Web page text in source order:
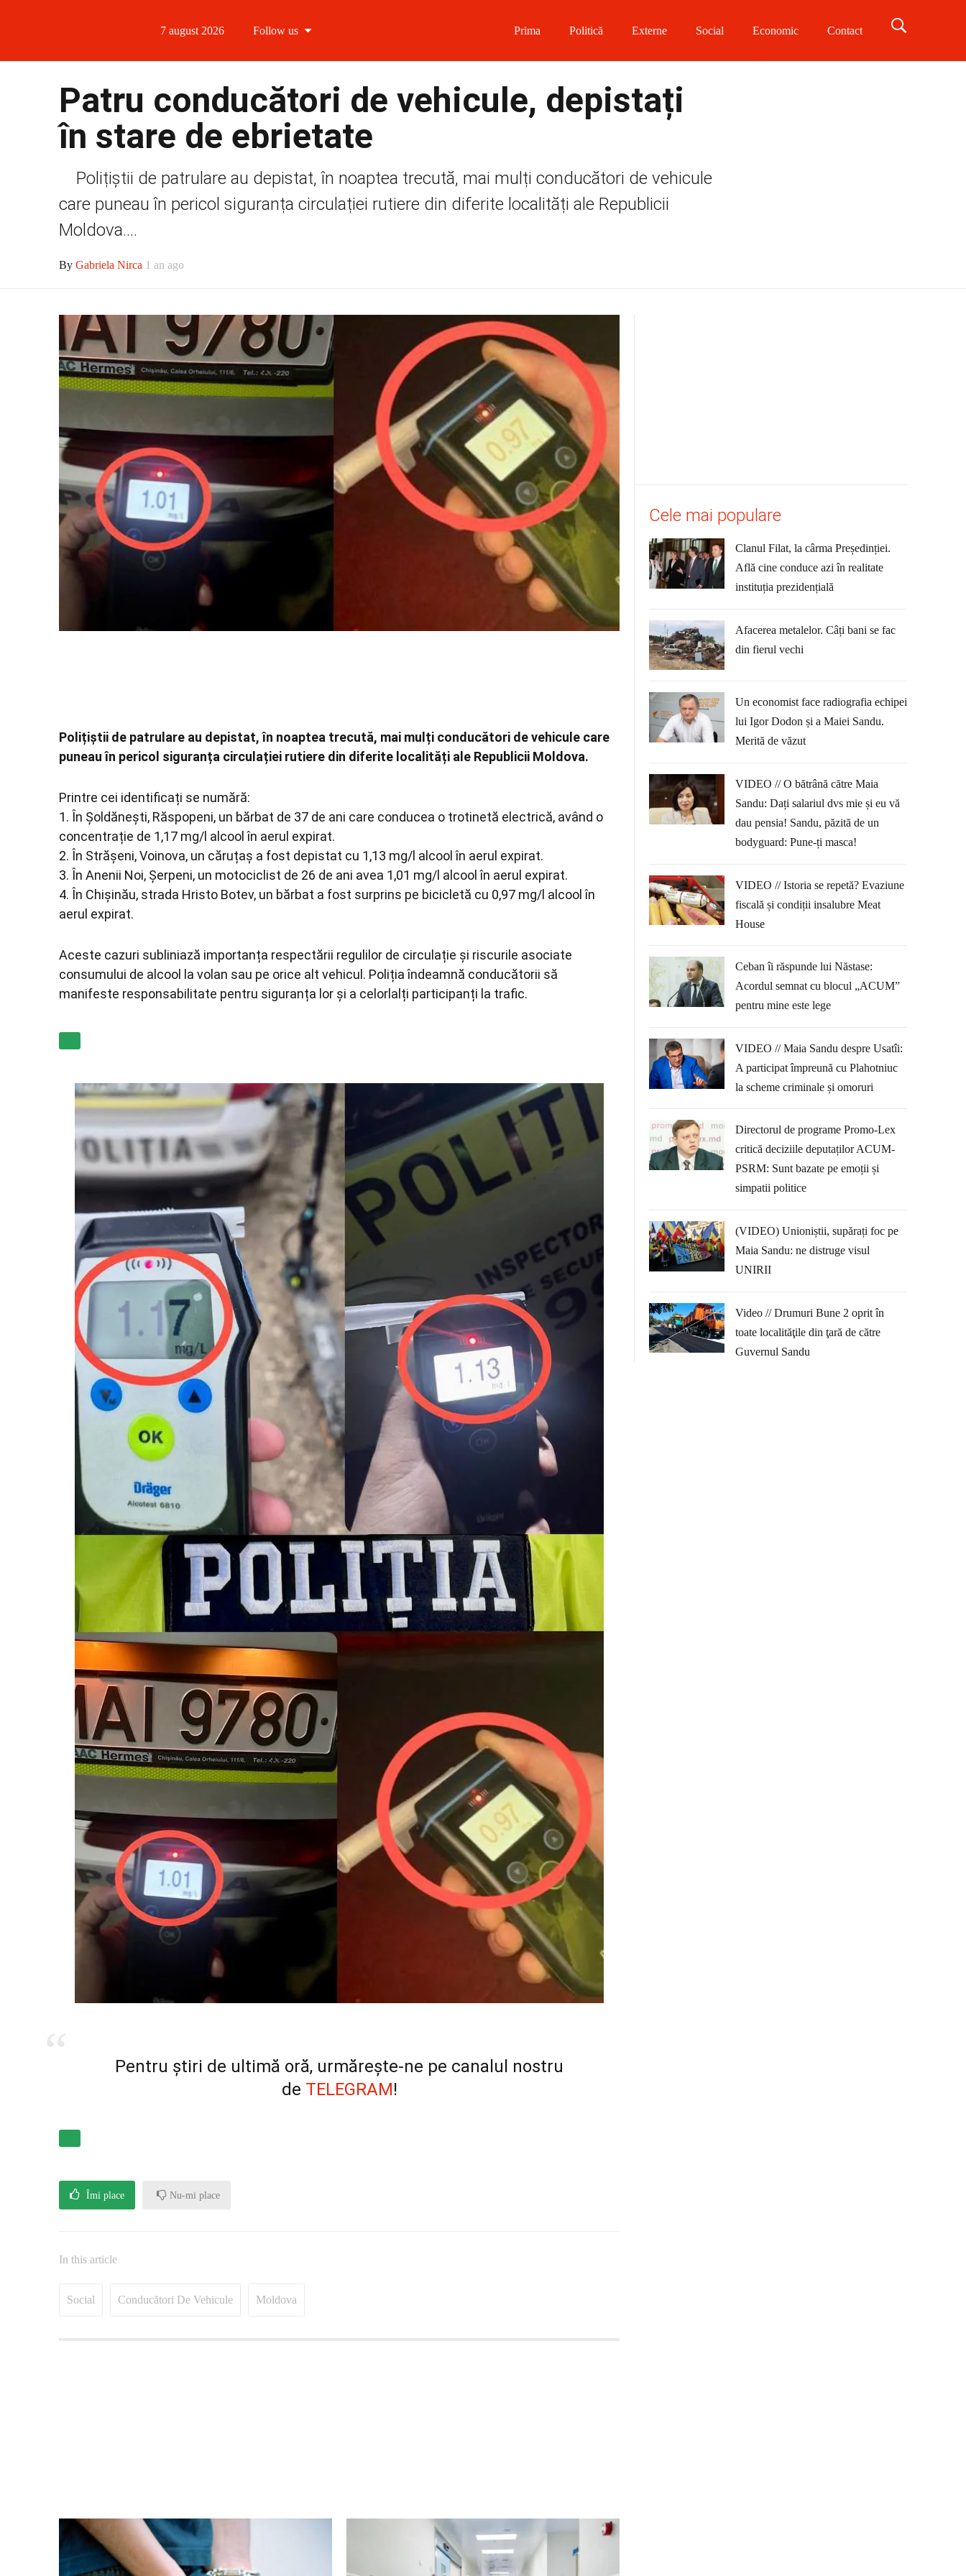
7 august 2026 Follow us
Follow us on Twitter
Follow us on Telegram
Prima Politică Externe Social Economic Contact
Patru conducători de vehicule, depistați
în stare de ebrietate
Polițiștii de patrulare au depistat, în noaptea trecută, mai mulți conducători de vehicule
care puneau în pericol siguranța circulației rutiere din diferite localități ale Republicii
Moldova....
By Gabriela Nirca 1 an ago
Polițiștii de patrulare au depistat, în noaptea trecută, mai mulți conducători de vehicule care
puneau în pericol siguranța circulației rutiere din diferite localități ale Republicii Moldova.
Printre cei identificați se numără:
1. În Șoldănești, Răspopeni, un bărbat de 37 de ani care conducea o trotinetă electrică, având o
concentrație de 1,17 mg/l alcool în aerul expirat.
2. În Strășeni, Voinova, un căruțaș a fost depistat cu 1,13 mg/l alcool în aerul expirat.
3. În Anenii Noi, Șerpeni, un motociclist de 26 de ani avea 1,01 mg/l alcool în aerul expirat.
4. În Chișinău, strada Hristo Botev, un bărbat a fost surprins pe bicicletă cu 0,97 mg/l alcool în
aerul expirat.
Aceste cazuri subliniază importanța respectării regulilor de circulație și riscurile asociate
consumului de alcool la volan sau pe orice alt vehicul. Poliția îndeamnă conducătorii să
manifeste responsabilitate pentru siguranța lor și a celorlalți participanți la trafic.
Pentru știri de ultimă oră, urmărește-ne pe canalul nostru
de TELEGRAM!
Îmi place Nu-mi place
In this article
Social Conducători De Vehicule Moldova
Cele mai populare
Clanul Filat, la cârma Președinției.
Află cine conduce azi în realitate
instituția prezidențială
Afacerea metalelor. Câți bani se fac
din fierul vechi
Un economist face radiografia echipei
lui Igor Dodon și a Maiei Sandu.
Merită de văzut
VIDEO // O bătrână către Maia
Sandu: Dați salariul dvs mie și eu vă
dau pensia! Sandu, păzită de un
bodyguard: Pune-ți masca!
VIDEO // Istoria se repetă? Evaziune
fiscală și condiții insalubre Meat
House
Ceban îi răspunde lui Năstase:
Acordul semnat cu blocul „ACUM”
pentru mine este lege
VIDEO // Maia Sandu despre Usatîi:
A participat împreună cu Plahotniuc
la scheme criminale și omoruri
Directorul de programe Promo-Lex
critică deciziile deputaților ACUM-
PSRM: Sunt bazate pe emoții și
simpatii politice
(VIDEO) Unioniștii, supărați foc pe
Maia Sandu: ne distruge visul
UNIRII
Video // Drumuri Bune 2 oprit în
toate localităţile din ţară de către
Guvernul Sandu